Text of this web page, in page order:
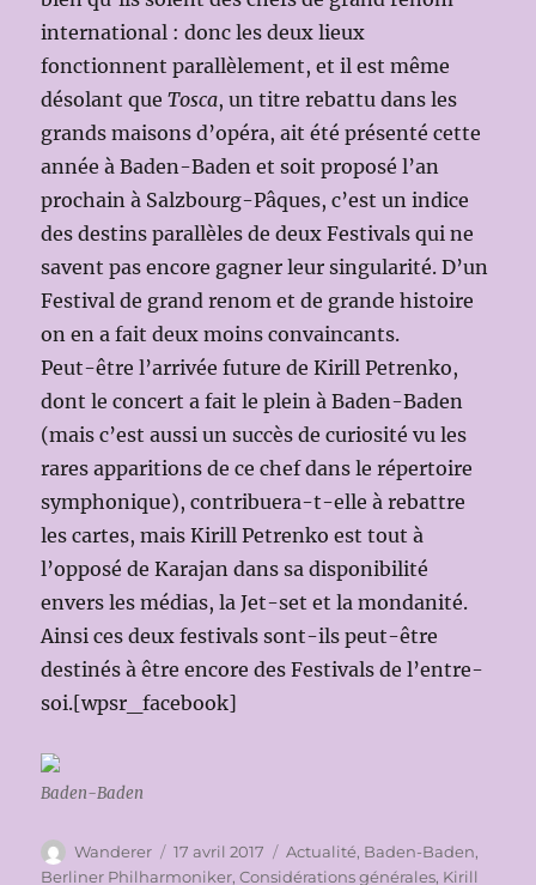
international : donc les deux lieux
fonctionnent parallèlement, et il est même
désolant queTosca, un titre rebattu dans les
grands maisons d’opéra, ait été présenté cette
année à Baden-Baden et soit proposé l’an
prochain à Salzbourg-Pâques, c’est un indice
des destins parallèles de deux Festivals qui ne
savent pas encore gagner leur singularité. D’un
Festival de grand renom et de grande histoire
on en a fait deux moins convaincants.
Peut-être l’arrivée future de Kirill Petrenko,
dont le concert a fait le plein à Baden-Baden
(mais c’est aussi un succès de curiosité vu les
rares apparitions de ce chef dans le répertoire
symphonique), contribuera-t-elle à rebattre
les cartes, mais Kirill Petrenko est tout à
l’opposé de Karajan dans sa disponibilité
envers les médias, la Jet-set et la mondanité.
Ainsi ces deux festivals sont-ils peut-être
destinés à être encore des Festivals de l’entre-
soi.[wpsr_facebook]
Baden-Baden
Auteur
Wanderer
Publié
le
17 avril 2017 Catégories
Actualité, Baden-Baden,
Berliner Philharmoniker,Considérations générales, Kirill